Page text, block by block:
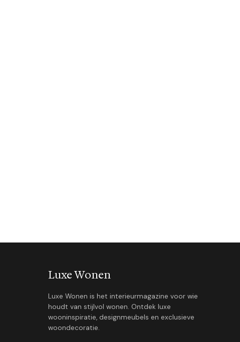
Luxe Wonen
Luxe Wonen is het interieurmagazine voor wie
houdt van stijlvol wonen. Ontdek luxe
wooninspiratie, designmeubels en exclusieve
woondecoratie.